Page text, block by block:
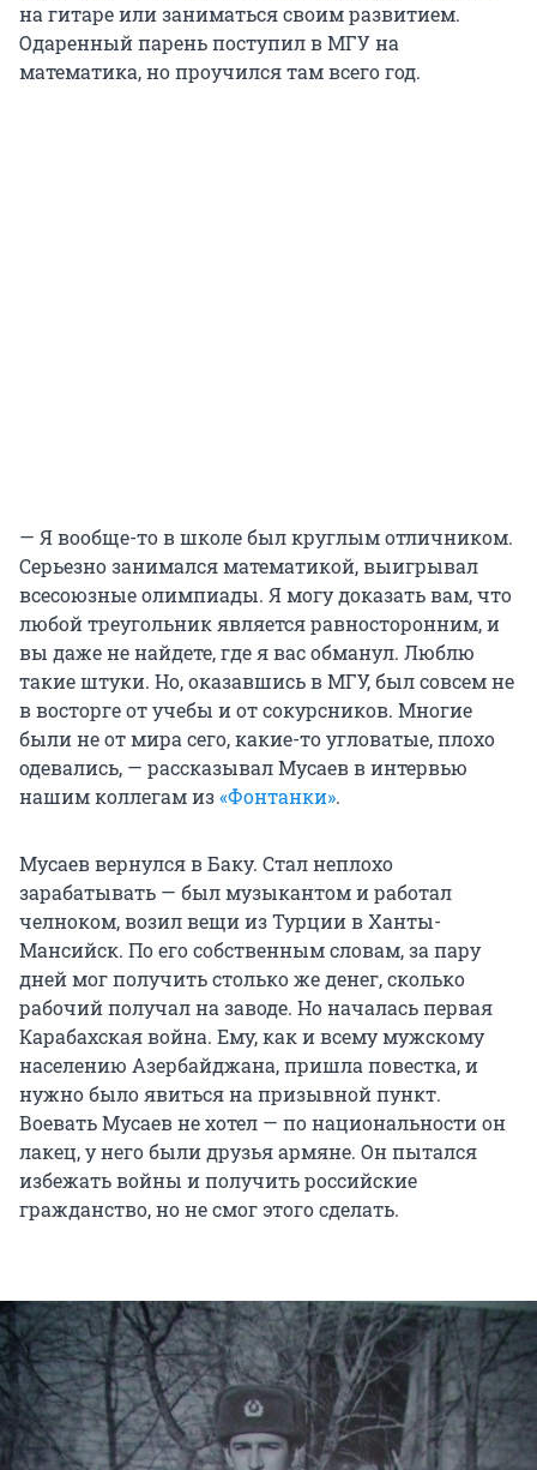
на гитаре или заниматься своим развитием.
Одаренный парень поступил в МГУ на
математика, но проучился там всего год.
— Я вообще-то в школе был круглым отличником.
Серьезно занимался математикой, выигрывал
всесоюзные олимпиады. Я могу доказать вам, что
любой треугольник является равносторонним, и
вы даже не найдете, где я вас обманул. Люблю
такие штуки. Но, оказавшись в МГУ, был совсем не
в восторге от учебы и от сокурсников. Многие
были не от мира сего, какие-то угловатые, плохо
одевались, — рассказывал Мусаев в интервью
нашим коллегам из«Фонтанки».
Мусаев вернулся в Баку. Стал неплохо
зарабатывать — был музыкантом и работал
челноком, возил вещи из Турции в Ханты-
Мансийск. По его собственным словам, за пару
дней мог получить столько же денег, сколько
рабочий получал на заводе. Но началась первая
Карабахская война. Ему, как и всему мужскому
населению Азербайджана, пришла повестка, и
нужно было явиться на призывной пункт.
Воевать Мусаев не хотел — по национальности он
лакец, у него были друзья армяне. Он пытался
избежать войны и получить российские
гражданство, но не смог этого сделать.